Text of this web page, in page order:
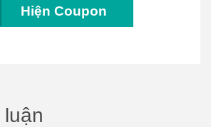
Hiện Coupon